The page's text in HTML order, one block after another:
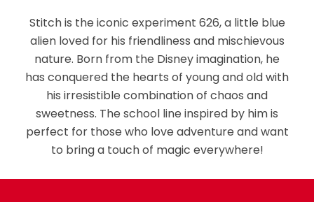
Stitch is the iconic experiment 626, a little blue
alien loved for his friendliness and mischievous
nature. Born from the Disney imagination, he
has conquered the hearts of young and old with
his irresistible combination of chaos and
sweetness. The school line inspired by him is
perfect for those who love adventure and want
to bring a touch of magic everywhere!